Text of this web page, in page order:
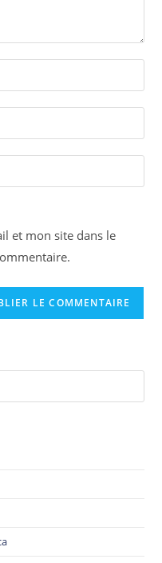
et mon site dans le